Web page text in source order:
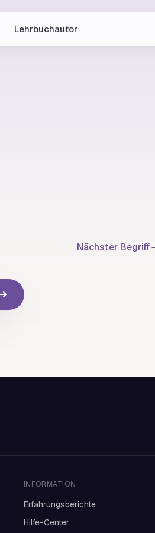
Lehrbuchautor
Nächster Begriff
INFORMATION
Erfahrungsberichte
Hilfe-Center